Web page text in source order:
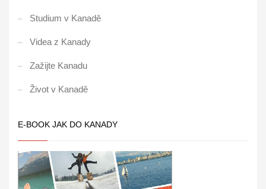
Studium v Kanadě
Videa z Kanady
Zažijte Kanadu
Život v Kanadě
E-BOOK JAK DO KANADY